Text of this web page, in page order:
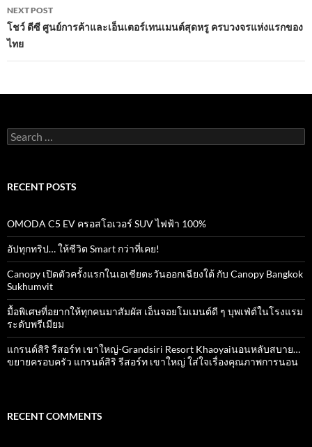
NEXT POST
โชว์ ดีซี ศูนย์การค้าและเอ็นเตอร์เทนเมนต์สุดหรู ครบวงจรแห่งแรกของ
ไทย
Search
for:
RECENT POSTS
OMODA C5 EV ครอสโอเวอร์ SUV ไฟฟ้า 100%
อัปทุกทริป… ให้ชีวิต Smart กว่าที่เคย!
Canopy เปิดตัวครั้งแรกในเอเชียตะวันออกเฉียงใต้ กับ Canopy Bangkok
Sukhumvit
มื้อพิเศษที่อยากให้ทุกคนมาสัมผัส เอ็นจอยโมเมนต์ดี ๆ บุพเฟ่ต์ในโรงแรม
ระดับพรีเมียม
แกรนด์สิริ​ รีสอร์ท​ เขาใหญ่​-Grandsiri​ Resort​ Khaoyaiนอนหลับสบาย…
ขยายครอบครัว แกรนด์สิริ รีสอร์ท เขาใหญ่ ใส่ใจเรื่องคุณภาพการนอน
RECENT COMMENTS